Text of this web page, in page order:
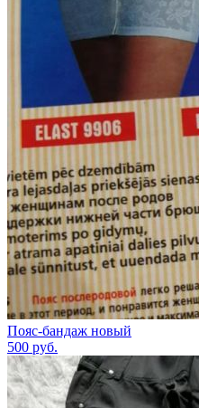
Пояс-бандаж новый
500 руб.